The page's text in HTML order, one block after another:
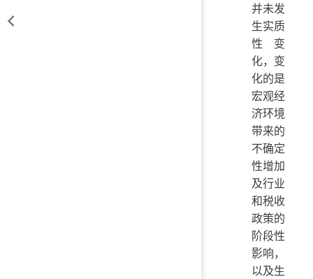
并未发
生实质
性变
化，变
化的是
宏观经
济环境
带来的
不确定
性增加
及行业
和税收
政策的
阶段性
影响，
以及生